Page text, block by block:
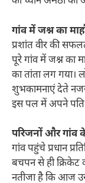
गांव में जश्न का
प्रशांत वीर की
पूरे गांव में जश्न का
का तांता लग गया।
शुभकामनाएं देते
इस पल में अपने पति
परिजनों और गांव
गांव पहुंचे प्रधान
बचपन से ही
नतीजा है कि आज